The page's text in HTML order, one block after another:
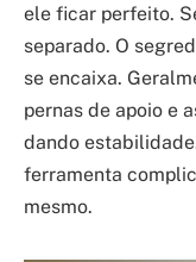
ele ficar perfeito.
separado. O
se encaixa.
pernas de apoio e
dando
ferramenta
mesmo.